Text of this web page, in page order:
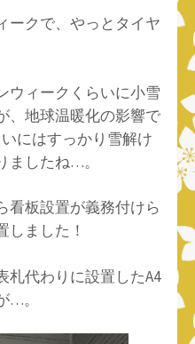
ークで、やっとタイヤ
ウィークくらいに小雪
、地球温暖化の影響で
にはすっかり雪解け
ましたね…。
看板設置が義務付けら
しました！
札代わりに設置したA4
…。